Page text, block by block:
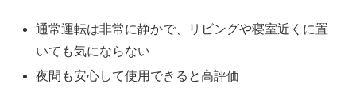
通常運転は非常に静かで、リビングや寝室近くに置
いても気にならない
夜間も安心して使用できると高評価